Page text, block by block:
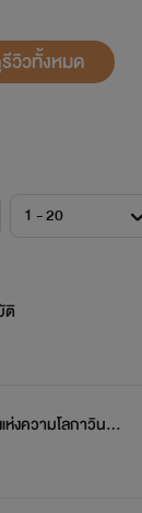
ได้ครับ จะพยายา
วิวทั้งหมด
ติ
งความโลกาวินา